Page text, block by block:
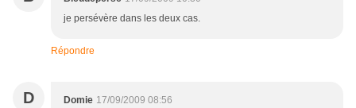
je persévère dans les deux cas.
Répondre
D Domie 17/09/2009 08:56